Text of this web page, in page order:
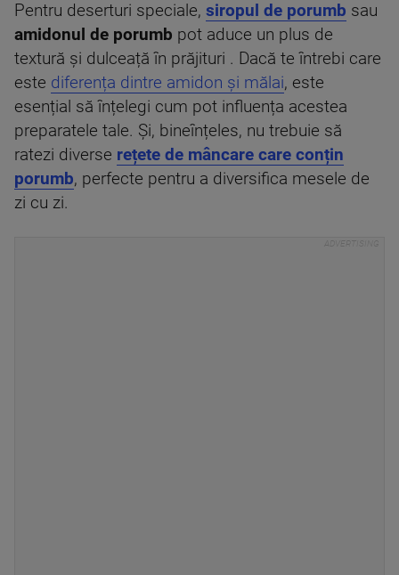
Pentru deserturi speciale, siropul de porumb sau
amidonul de porumb pot aduce un plus de
textură și dulceață în prăjituri . Dacă te întrebi care
este diferența dintre amidon și mălai, este
esențial să înțelegi cum pot influența acestea
preparatele tale. Și, bineînțeles, nu trebuie să
ratezi diverse rețete de mâncare care conțin
porumb, perfecte pentru a diversifica mesele de
zi cu zi.